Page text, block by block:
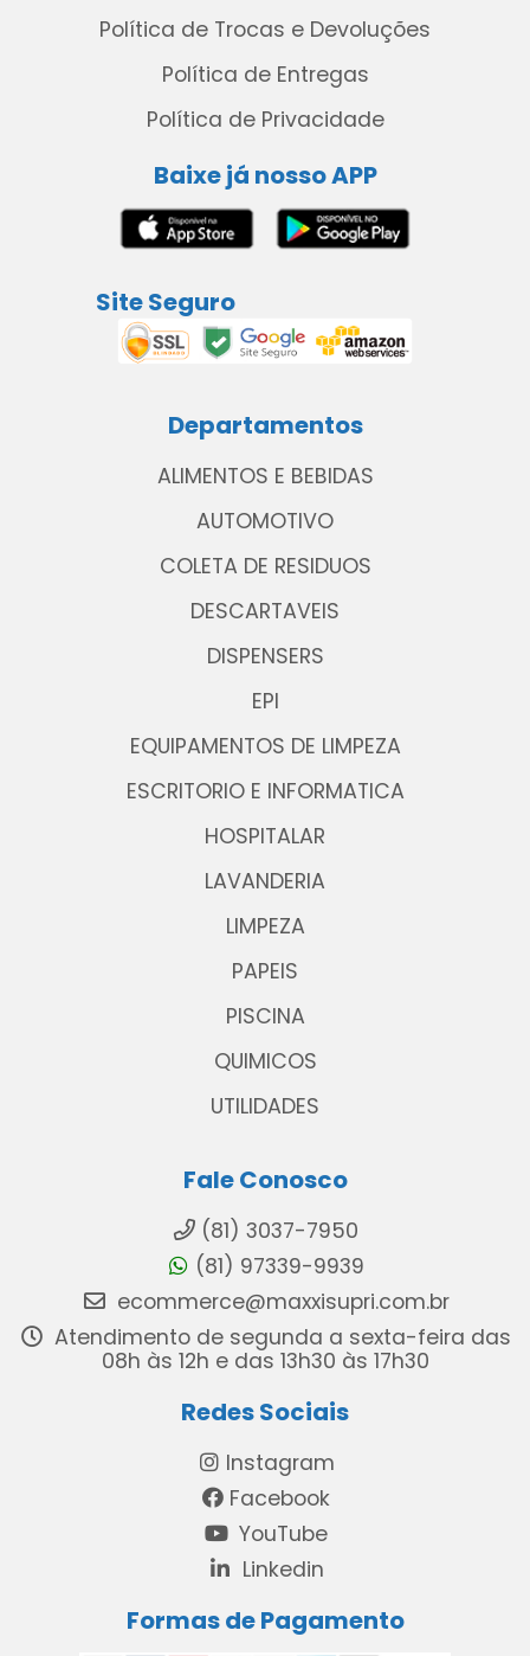
Política de Trocas e Devoluções
Política de Entregas
Política de Privacidade
Baixe já nosso APP
Site Seguro
Departamentos
ALIMENTOS E BEBIDAS
AUTOMOTIVO
COLETA DE RESIDUOS
DESCARTAVEIS
DISPENSERS
EPI
EQUIPAMENTOS DE LIMPEZA
ESCRITORIO E INFORMATICA
HOSPITALAR
LAVANDERIA
LIMPEZA
PAPEIS
PISCINA
QUIMICOS
UTILIDADES
Fale Conosco
(81) 3037-7950
(81) 97339-9939
ecommerce@maxxisupri.com.br
Atendimento de segunda a sexta-feira das
08h às 12h e das 13h30 às 17h30
Redes Sociais
Instagram
Facebook
YouTube
Linkedin
Formas de Pagamento